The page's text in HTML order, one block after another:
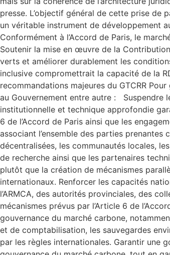
presse. L’objectif général de cette prise
un véritable instrument de développement
Conformément à l’Accord de Paris, le
Soutenir la mise en œuvre de la
verts et améliorer durablement les
inclusive compromettrait la capacité de la
recommandations majeures du GTCRR
au Gouvernement entre autre : Suspendre
institutionnelle et technique approfondie
6 de l’Accord de Paris ainsi que les
associant l’ensemble des parties
décentralisées, les communautés locales,
de recherche ainsi que les partenaires
plutôt que la création de mécanismes
internationaux. Renforcer les capacités
l’ARMCA, des autorités provinciales, des
mécanismes prévus par l’Article 6 de
gouvernance du marché carbone,
et de comptabilisation, les sauvegardes
par les règles internationales. Garantir une